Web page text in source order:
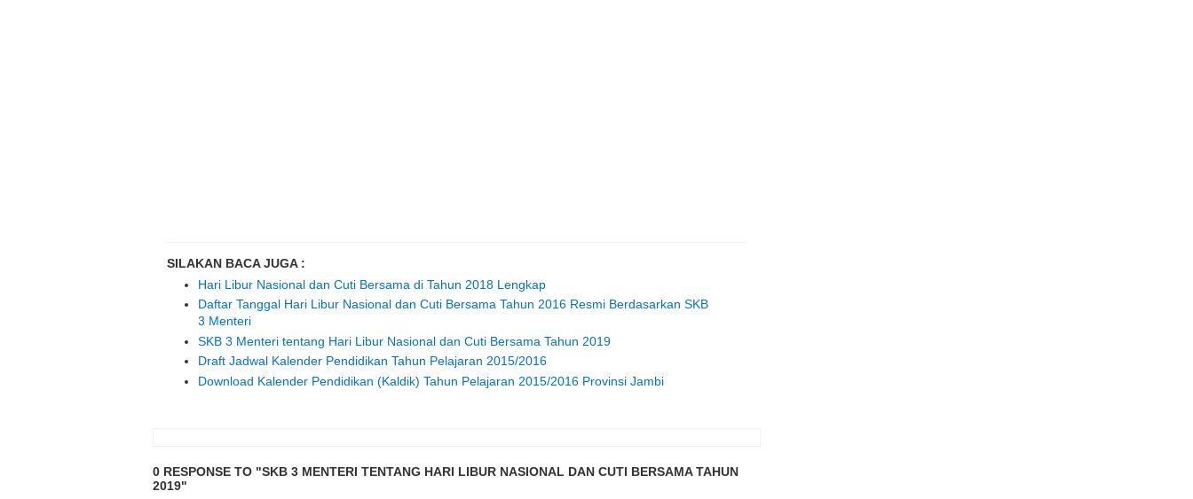
SILAKAN BACA JUGA :
Hari Libur Nasional dan Cuti Bersama di Tahun 2018 Lengkap
Daftar Tanggal Hari Libur Nasional dan Cuti Bersama Tahun 2016 Resmi Berdasarkan SKB
3 Menteri
SKB 3 Menteri tentang Hari Libur Nasional dan Cuti Bersama Tahun 2019
Draft Jadwal Kalender Pendidikan Tahun Pelajaran 2015/2016
Download Kalender Pendidikan (Kaldik) Tahun Pelajaran 2015/2016 Provinsi Jambi
0 RESPONSE TO "SKB 3 MENTERI TENTANG HARI LIBUR NASIONAL DAN CUTI BERSAMA TAHUN
2019"